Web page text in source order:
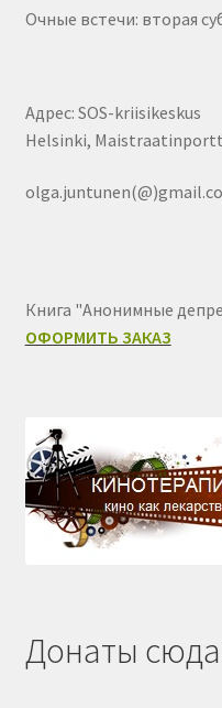
Очные встечи: вторая
Адрес: SOS-kriisikeskus
Helsinki,
Книга "Анонимные
ОФОРМИТЬ ЗАКАЗ
Донаты